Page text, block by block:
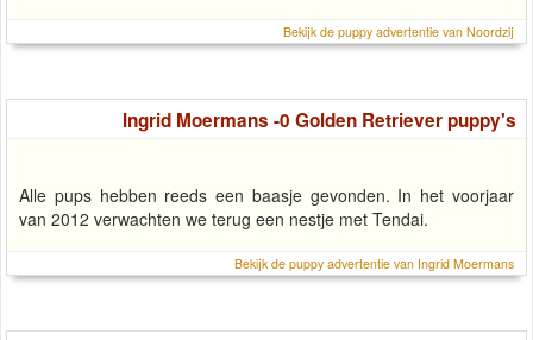
Bekijk de puppy advertentie van Noordzij
Ingrid Moermans -0 Golden Retriever puppy's
Alle pups hebben reeds een baasje gevonden. In het voorjaar
van 2012 verwachten we terug een nestje met Tendai.
Bekijk de puppy advertentie van Ingrid Moermans